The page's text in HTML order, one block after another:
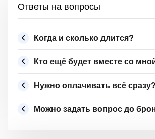
Ответы на вопросы
Когда и сколько длится?
Кто ещё будет вместе со
Нужно оплачивать всё сразу?
Можно задать вопрос до